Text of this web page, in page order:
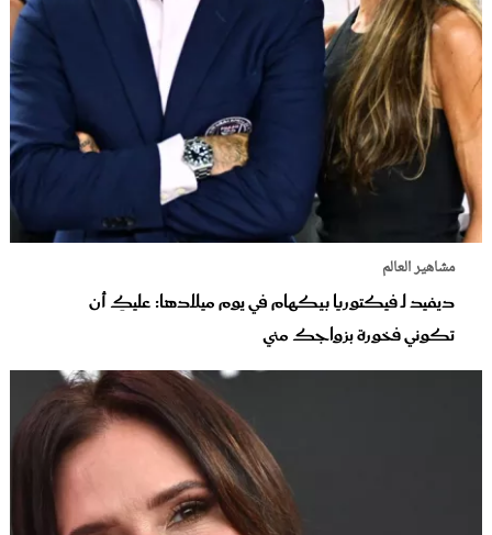
مشاهير العالم
ديفيد لـ فيكتوريا بيكهام في يوم ميلادها: عليكِ أن
تكوني فخورة بزواجك مني